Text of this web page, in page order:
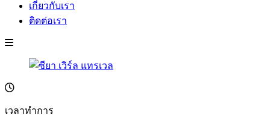
เกี่ยวกับเรา
ติดต่อเรา
เวลาทำการ